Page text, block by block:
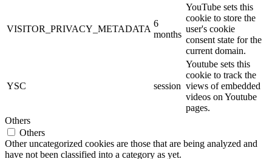
VISITOR_PRIVACY_METADATA
6
months
YouTube sets this
cookie to store the
user's cookie
consent state for the
current domain.
YSC session
Youtube sets this
cookie to track the
views of embedded
videos on Youtube
pages.
Others
Others
Other uncategorized cookies are those that are being analyzed and
have not been classified into a category as yet.